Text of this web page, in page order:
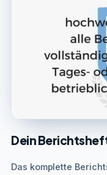
Dein
Das komplette